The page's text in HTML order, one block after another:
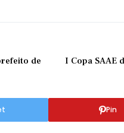
I Copa SAAE
Pin